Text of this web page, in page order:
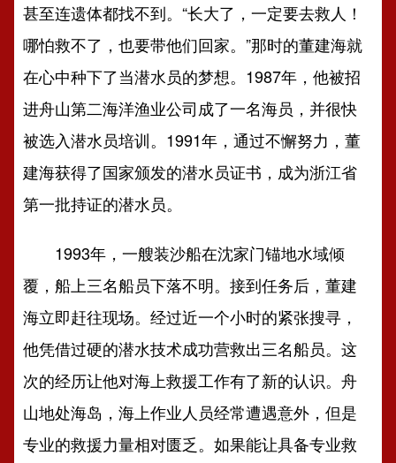
甚至连遗体都找不到。“长大了，一定要去救人！
哪怕救不了，也要带他们回家。”那时的董建海就
在心中种下了当潜水员的梦想。1987年，他被招
进舟山第二海洋渔业公司成了一名海员，并很快
被选入潜水员培训。1991年，通过不懈努力，董
建海获得了国家颁发的潜水员证书，成为浙江省
第一批持证的潜水员。
1993年，一艘装沙船在沈家门锚地水域倾
覆，船上三名船员下落不明。接到任务后，董建
海立即赶往现场。经过近一个小时的紧张搜寻，
他凭借过硬的潜水技术成功营救出三名船员。这
次的经历让他对海上救援工作有了新的认识。舟
山地处海岛，海上作业人员经常遭遇意外，但是
专业的救援力量相对匮乏。如果能让具备专业救